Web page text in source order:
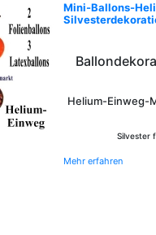
Mini-Ballons-
Helium-Einweg-
Silvester
Mehr erfahren